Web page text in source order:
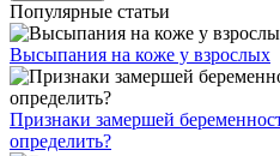
Популярные статьи
Высыпания на коже у взрослых
Признаки замершей
определить?